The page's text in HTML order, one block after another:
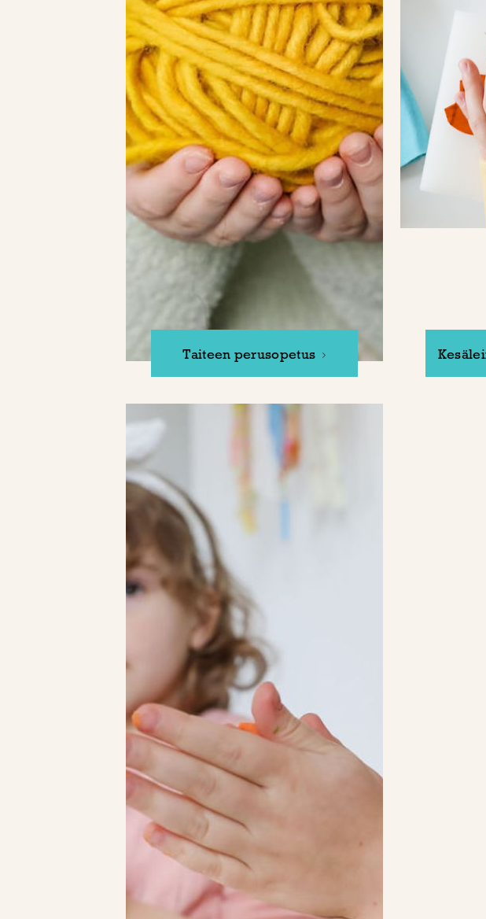
Taiteen perusopetus